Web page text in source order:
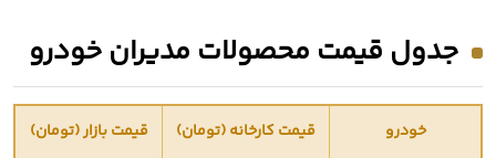
جدول قیمت محصولات مدیران خودرو
خودرو قیمت کارخانه (تومان) قیمت بازار (تومان)